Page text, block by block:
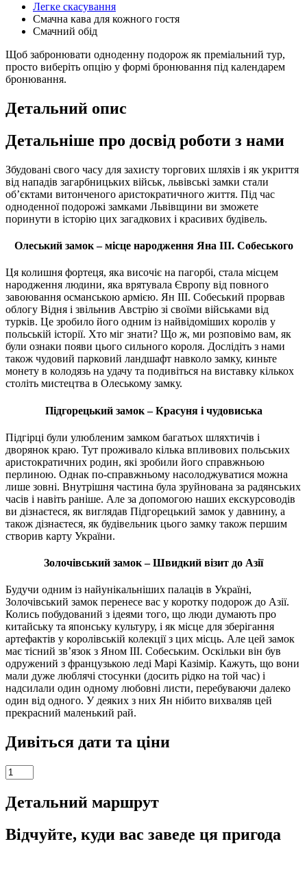
Легке скасування
Смачна кава для кожного гостя
Смачний обід
Щоб забронювати одноденну подорож як преміальний тур,
просто виберіть опцію у формі бронювання під календарем
бронювання.
Детальний опис
Детальніше про досвід роботи з нами
Збудовані свого часу для захисту торгових шляхів і як укриття
від нападів загарбницьких військ, львівські замки стали
об’єктами витонченого аристократичного життя. Під час
одноденної подорожі замками Львівщини ви зможете
поринути в історію цих загадкових і красивих будівель.
Олеський замок – місце народження Яна III. Собеського
Ця колишня фортеця, яка височіє на пагорбі, стала місцем
народження людини, яка врятувала Європу від повного
завоювання османською армією. Ян III. Собеський прорвав
облогу Відня і звільнив Австрію зі своїми військами від
турків. Це зробило його одним із найвідоміших королів у
польській історії. Хто міг знати? Що ж, ми розповімо вам, як
були ознаки появи цього сильного короля. Дослідіть з нами
також чудовий парковий ландшафт навколо замку, киньте
монету в колодязь на удачу та подивіться на виставку кількох
століть мистецтва в Олеському замку.
Підгорецький замок – Красуня і чудовиська
Підгірці були улюбленим замком багатьох шляхтичів і
дворянок краю. Тут проживало кілька впливових польських
аристократичних родин, які зробили його справжньою
перлиною. Однак по-справжньому насолоджуватися можна
лише зовні. Внутрішня частина була зруйнована за радянських
часів і навіть раніше. Але за допомогою наших екскурсоводів
ви дізнаєтеся, як виглядав Підгорецький замок у давнину, а
також дізнаєтеся, як будівельник цього замку також першим
створив карту України.
Золочівський замок – Швидкий візит до Азії
Будучи одним із найунікальніших палаців в Україні,
Золочівський замок перенесе вас у коротку подорож до Азії.
Колись побудований з ідеями того, що люди думають про
китайську та японську культуру, і як місце для зберігання
артефактів у королівській колекції з цих місць. Але цей замок
має тісний зв’язок з Яном III. Собеським. Оскільки він був
одружений з французькою леді Марі Казімір. Кажуть, що вони
мали дуже люблячі стосунки (досить рідко на той час) і
надсилали один одному любовні листи, перебуваючи далеко
один від одного. У деяких з них Ян нібито вихваляв цей
прекрасний маленький рай.
Дивіться дати та ціни
Одноденна
екскурсія
до
замків
-
Золота
Детальний маршрут
Відчуйте, куди вас заведе ця пригода